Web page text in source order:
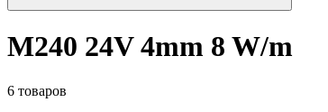
M240 24V 4mm 8 W/m
6 товаров